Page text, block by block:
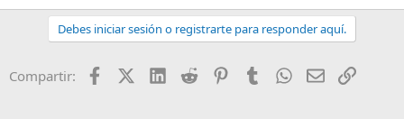
Debes iniciar sesión o registrarte para responder aquí.
Compartir: FacebookX (Twitter)
LinkedIn
Reddit PinterestTumblr WhatsApp
EmailEnlace